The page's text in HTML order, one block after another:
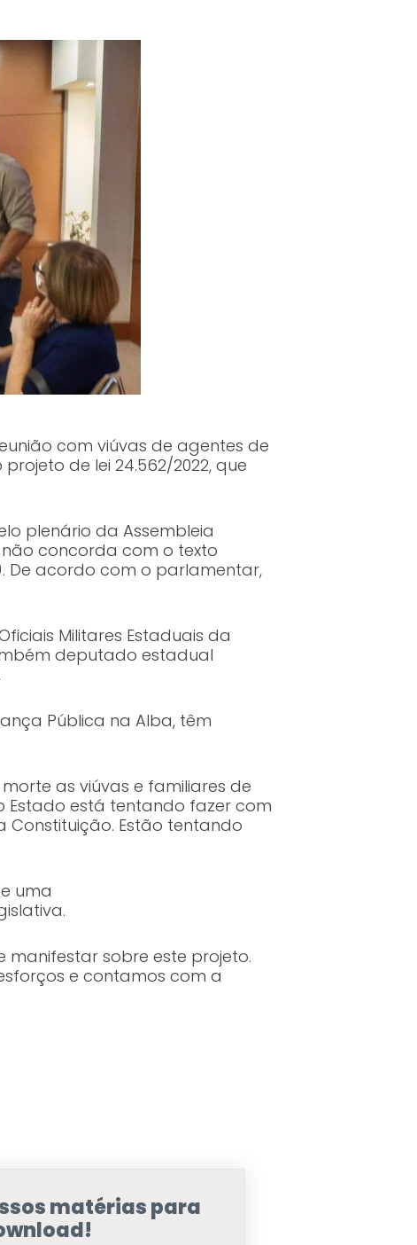
com viúvas de agentes de
de lei 24.562/2022, que
plenário da Assembleia
concorda com o texto
De acordo com o parlamentar,
Militares Estaduais da
deputado estadual
Pública na Alba, têm
as viúvas e familiares de
Estado está tentando fazer com
Estão tentando
uma
manifestar sobre este projeto.
e contamos com a
matérias para